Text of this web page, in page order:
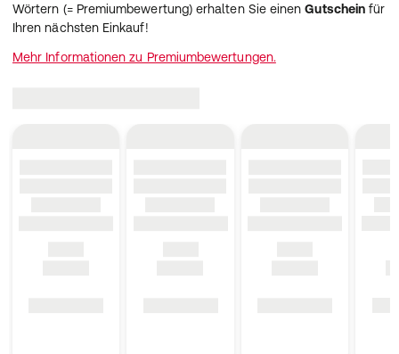
Wörtern (= Premiumbewertung) erhalten Sie einenGutschein für
Ihren nächsten Einkauf!
Mehr Informationen zu Premiumbewertungen.